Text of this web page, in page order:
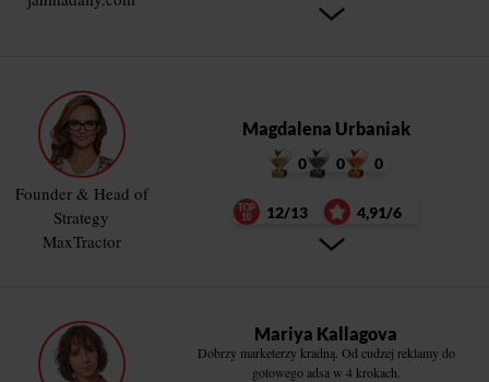
Founder & Head of
Strategy
MaxTractor
Magdalena Urbaniak
0 0 0
12/13 4,91/6
Mariya Kallagova
Dobrzy marketerzy kradną. Od cudzej reklamy do
gotowego adsa w 4 krokach.